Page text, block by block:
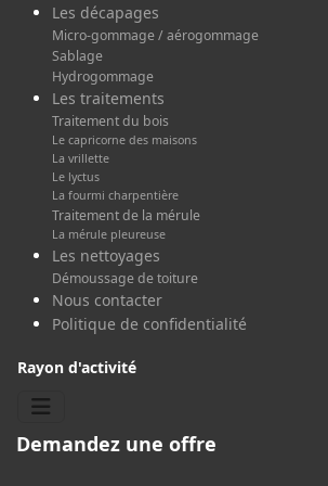
Les décapages
Micro-gommage / aérogommage
Sablage
Hydrogommage
Les traitements
Traitement du bois
Le capricorne des maisons
La vrillette
Le lyctus
La fourmi charpentière
Traitement de la mérule
La mérule pleureuse
Les nettoyages
Démoussage de toiture
Nous contacter
Politique de confidentialité
Rayon d'activité
Demandez une offre